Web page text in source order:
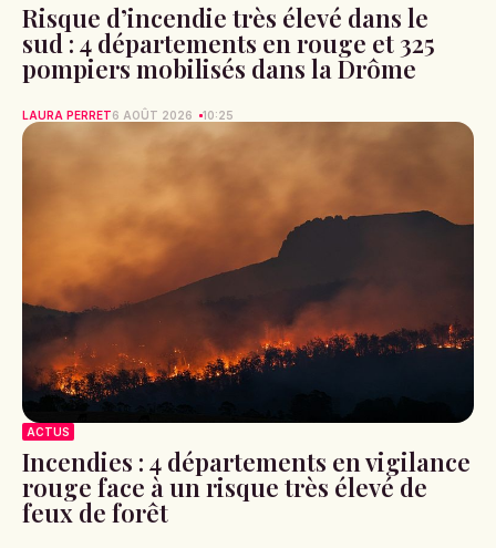
Risque d’incendie très élevé dans le
sud : 4 départements en rouge et 325
pompiers mobilisés dans la Drôme
LAURA PERRET6 AOÛT 2026 10:25
ACTUS
Incendies : 4 départements en vigilance
rouge face à un risque très élevé de
feux de forêt